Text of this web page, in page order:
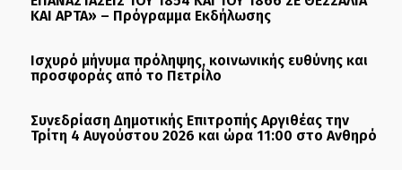
ΚΑΙ ΑΡΤΑ» – Πρόγραμμα Εκδήλωσης
Ισχυρό μήνυμα πρόληψης, κοινωνικής ευθύνης και
προσφοράς από το Πετρίλο
Συνεδρίαση Δημοτικής Επιτροπής Αργιθέας την
Τρίτη 4 Αυγούστου 2026 και ώρα 11:00 στο Ανθηρό